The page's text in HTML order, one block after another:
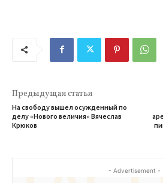
Предыдущая статья
На свободу вышел осужденный по
делу «Нового величия» Вячеслав
Крюков
- Advertisement -